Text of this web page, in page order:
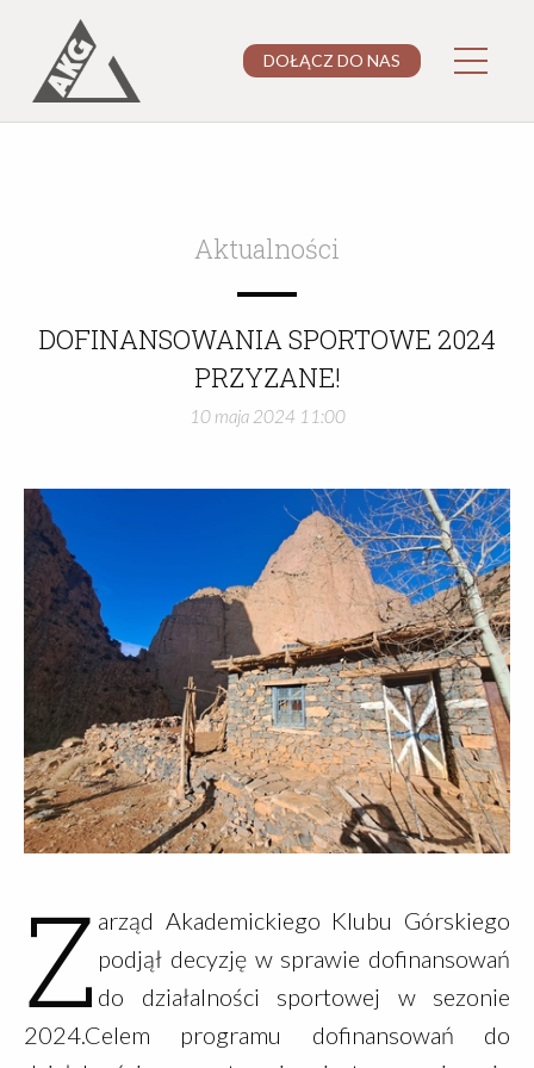
DOŁĄCZ DO NAS
Aktualności
DOFINANSOWANIA SPORTOWE 2024
PRZYZANE!
10 maja 2024 11:00
Z arząd Akademickiego Klubu Górskiego
podjął decyzję w sprawie dofinansowań
do działalności sportowej w sezonie
2024.Celem programu dofinansowań do